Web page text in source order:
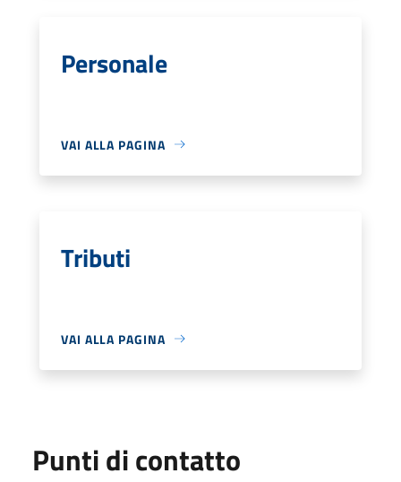
Personale
VAI ALLA PAGINA
Tributi
VAI ALLA PAGINA
Punti di contatto